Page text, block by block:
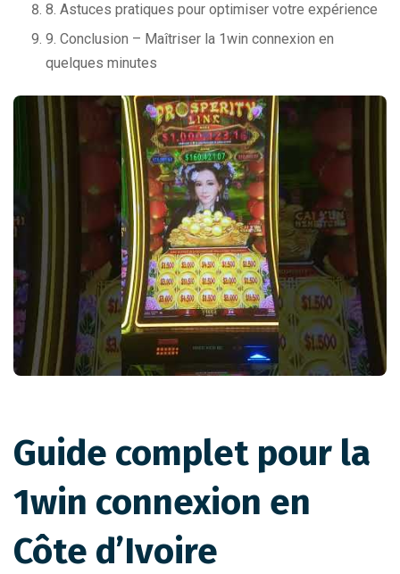
8. Astuces pratiques pour optimiser votre expérience
9. Conclusion – Maîtriser la 1win connexion en
quelques minutes
Guide complet pour la
1win connexion en
Côte d’Ivoire